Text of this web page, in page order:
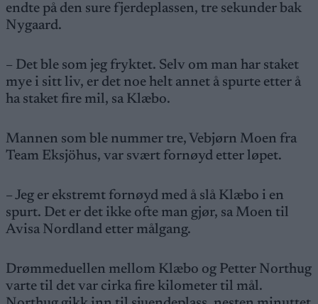
endte på den sure fjerdeplassen, tre sekunder bak
Nygaard.
– Det ble som jeg fryktet. Selv om man har staket
mye i sitt liv, er det noe helt annet å spurte etter å
ha staket fire mil, sa Klæbo.
Mannen som ble nummer tre, Vebjørn Moen fra
Team Eksjöhus, var svært fornøyd etter løpet.
– Jeg er ekstremt fornøyd med å slå Klæbo i en
spurt. Det er det ikke ofte man gjør, sa Moen til
Avisa Nordland etter målgang.
Drømmeduellen mellom Klæbo og Petter Northug
varte til det var cirka fire kilometer til mål.